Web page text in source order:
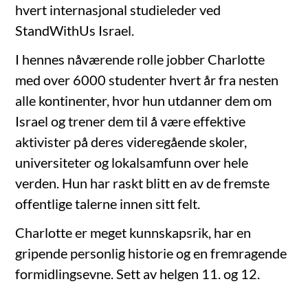
hvert internasjonal studieleder ved
StandWithUs Israel.
I hennes nåværende rolle jobber Charlotte
med over 6000 studenter hvert år fra nesten
alle kontinenter, hvor hun utdanner dem om
Israel og trener dem til å være effektive
aktivister på deres videregående skoler,
universiteter og lokalsamfunn over hele
verden. Hun har raskt blitt en av de fremste
offentlige talerne innen sitt felt.
Charlotte er meget kunnskapsrik, har en
gripende personlig historie og en fremragende
formidlingsevne. Sett av helgen 11. og 12.